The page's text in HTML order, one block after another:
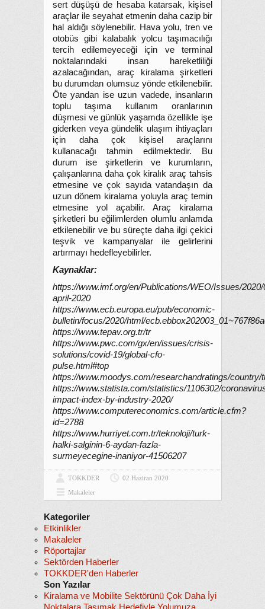
sert düşüşü de hesaba katarsak, kişisel
araçlar ile seyahat etmenin daha cazip bir
hal aldığı söylenebilir. Hava yolu, tren ve
otobüs gibi kalabalık yolcu taşımacılığı
tercih edilemeyeceği için ve terminal
noktalarındaki insan hareketliliği
azalacağından, araç kiralama şirketleri
bu durumdan olumsuz yönde etkilenebilir.
Öte yandan ise uzun vadede, insanların
toplu taşıma kullanım oranlarının
düşmesi ve günlük yaşamda özellikle işe
giderken veya gündelik ulaşım ihtiyaçları
için daha çok kişisel araçlarını
kullanacağı tahmin edilmektedir. Bu
durum ise şirketlerin ve kurumların,
çalışanlarına daha çok kiralık araç tahsis
etmesine ve çok sayıda vatandaşın da
uzun dönem kiralama yoluyla araç temin
etmesine yol açabilir. Araç kiralama
şirketleri bu eğilimlerden olumlu anlamda
etkilenebilir ve bu süreçte daha ilgi çekici
teşvik ve kampanyalar ile gelirlerini
artırmayı hedefleyebilirler.
Kaynaklar:
https://www.imf.org/en/Publications/WEO/Issues/
april-2020
https://www.ecb.europa.eu/pub/economic-
bulletin/focus/2020/html/
https://www.tepav.org.tr/tr
https://www.pwc.com/gx/en/issues/crisis-
solutions/covid-19/global-cfo-
pulse.html#top
https://www.moodys.com/researchandratings/
https://www.statista.com/statistics/1106302/
impact-index-by-industry-2020/
https://www.computereconomics.com/article.cfm?
id=2788
https://www.hurriyet.com.tr/teknoloji/turk-
halki-salginin-6-aydan-fazla-
surmeyecegine-inaniyor-41506207
TOKKDER
02 Haziran 2020
Makaleler
Kategoriler
Etkinlikler
Makaleler
Röportajlar
Sektörden Haberler
TOKKDER'den Haberler
Son Yazılar
Kiralama ve Mobilite Sektörünü Çok Daha İyi